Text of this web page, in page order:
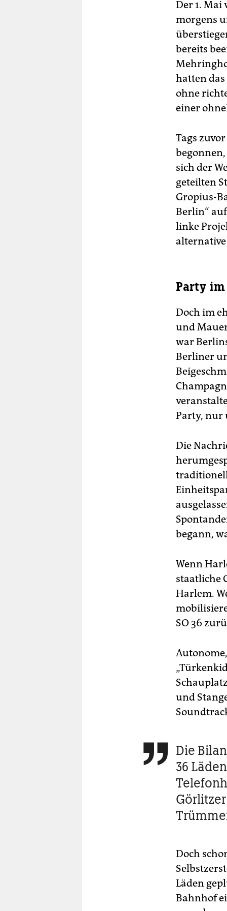
Der 1. Mai
morgens
bereits
hatten
ohne
einer
Tags
sich der
geteilten
Gropius-
Berlin“
linke
Party
Doch im
und
war
Berliner
Party, nur
Die
begann,
Wenn
staatliche
Harlem.
SO 36
und
 Die
36
Doch
Läden
Bahnhof